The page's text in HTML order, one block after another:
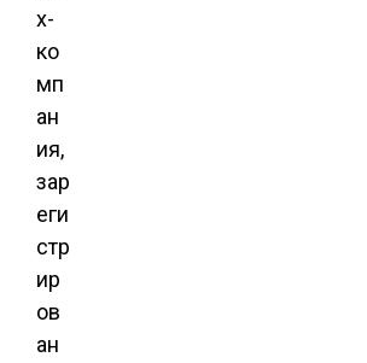
х-
ко
мп
ан
ия,
зар
еги
стр
ир
ов
ан